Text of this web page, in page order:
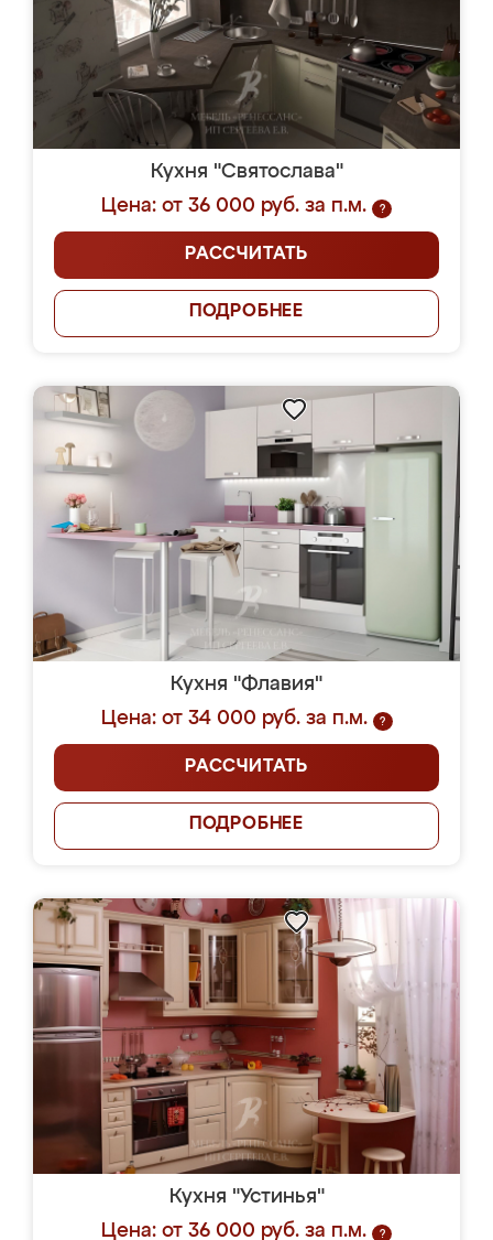
Кухня "Святослава"
Цена: от 36 000 руб. за п.м.
?
РАССЧИТАТЬ
ПОДРОБНЕЕ
Кухня "Флавия"
Цена: от 34 000 руб. за п.м.
?
РАССЧИТАТЬ
ПОДРОБНЕЕ
Кухня "Устинья"
Цена: от 36 000 руб. за п.м.
?